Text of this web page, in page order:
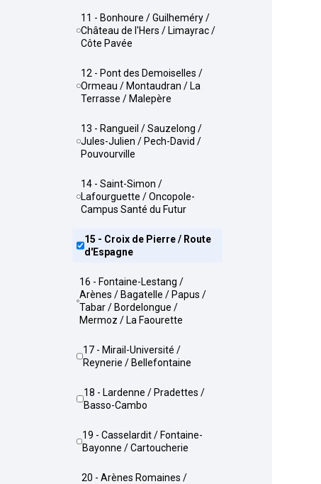
11 - Bonhoure / Guilheméry /
Château de l'Hers / Limayrac /
Côte Pavée
12 - Pont des Demoiselles /
Ormeau / Montaudran / La
Terrasse / Malepère
13 - Rangueil / Sauzelong /
Jules-Julien / Pech-David /
Pouvourville
14 - Saint-Simon /
Lafourguette / Oncopole-
Campus Santé du Futur
15 - Croix de Pierre / Route
d'Espagne
16 - Fontaine-Lestang /
Arènes / Bagatelle / Papus /
Tabar / Bordelongue /
Mermoz / La Faourette
17 - Mirail-Université /
Reynerie / Bellefontaine
18 - Lardenne / Pradettes /
Basso-Cambo
19 - Casselardit / Fontaine-
Bayonne / Cartoucherie
20 - Arènes Romaines /